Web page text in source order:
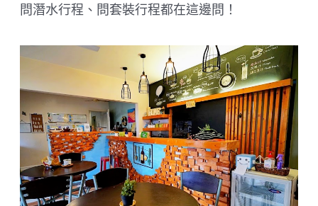
問潛水行程、問套裝行程都在這邊問！